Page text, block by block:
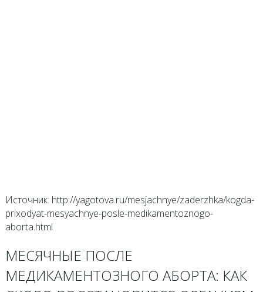
Источник: http://yagotova.ru/mesjachnye/zaderzhka/kogda-
prixodyat-mesyachnye-posle-medikamentoznogo-
aborta.html
МЕСЯЧНЫЕ ПОСЛЕ
МЕДИКАМЕНТОЗНОГО АБОРТА: КАК